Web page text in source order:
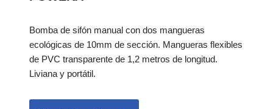
Bomba de sifón manual con dos mangueras
ecológicas de 10mm de sección. Mangueras flexibles
de PVC transparente de 1,2 metros de longitud.
Liviana y portátil.